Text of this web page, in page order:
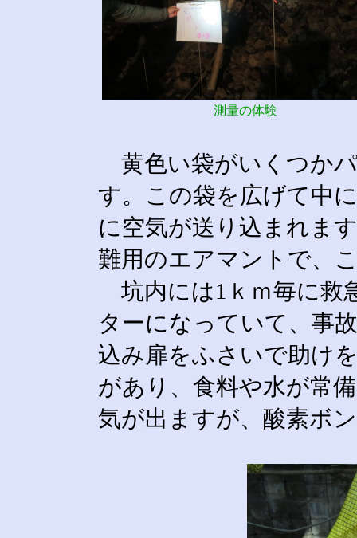
測量の体験
黄色い袋がいくつか
す。この袋を広げて中
に空気が送り込まれま
難用のエアマントで、
坑内には1ｋｍ毎に救
ターになっていて、事
込み扉をふさいで助け
があり、食料や水が常
気が出ますが、酸素ボ